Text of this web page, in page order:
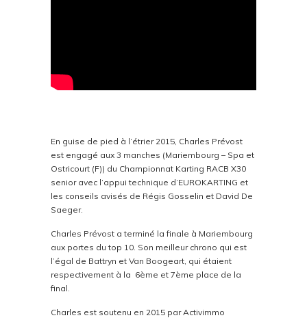
En guise de pied à l’étrier 2015, Charles Prévost
est engagé aux 3 manches (Mariembourg – Spa et
Ostricourt (F)) du Championnat Karting RACB X30
senior avec l’appui technique d’EUROKARTING et
les conseils avisés de Régis Gosselin et David De
Saeger.
Charles Prévost a terminé la finale à Mariembourg
aux portes du top 10. Son meilleur chrono qui est
l’égal de Battryn et Van Boogeart, qui étaient
respectivement à la 6ème et 7ème place de la
final.
Charles est soutenu en 2015 par Activimmo